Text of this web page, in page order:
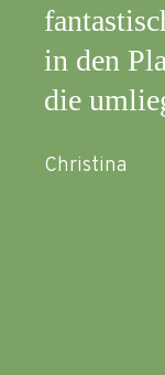
uns direkt
auf
verliebt!